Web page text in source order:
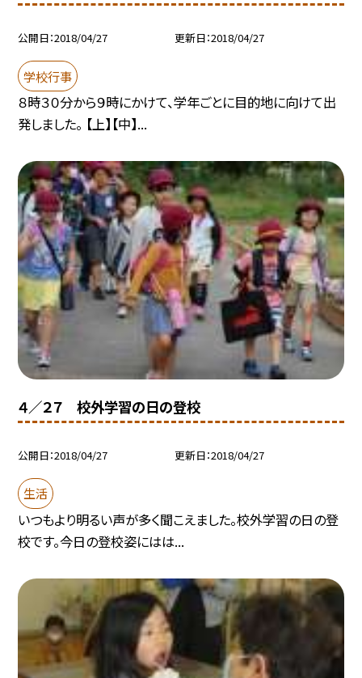
公開日 2018/04/27 更新日 2018/04/27
学校行事
８時３０分から９時にかけて、学年ごとに目的地に向けて出
発しました。 【上】【中】...
４／２７ 校外学習の日の登校
公開日 2018/04/27 更新日 2018/04/27
生活
いつもより明るい声が多く聞こえました。校外学習の日の登
校です。今日の登校姿にはは...